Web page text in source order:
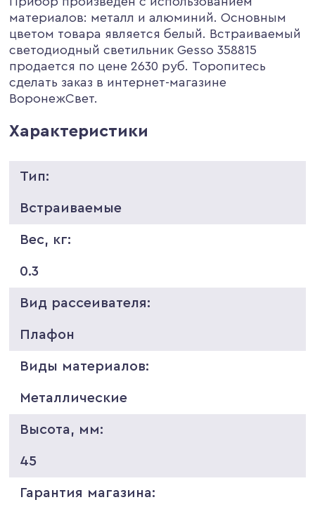
материалов: металл и алюминий. Основным
цветом товара является белый. Встраиваемый
светодиодный светильник Gesso 358815
продается по цене 2630 руб. Торопитесь
сделать заказ в интернет-магазине
ВоронежСвет.
Характеристики
Тип:
Встраиваемые
Вес, кг:
0.3
Вид рассеивателя:
Плафон
Виды материалов:
Металлические
Высота, мм:
45
Гарантия магазина: